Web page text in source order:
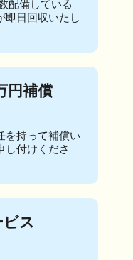
配備している
即日回収いたし
円補償
を持って補償い
し付けくださ
ス